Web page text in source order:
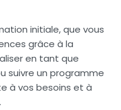
initiale, que vous
grâce à la
en tant que
suivre un programme
à vos besoins et à